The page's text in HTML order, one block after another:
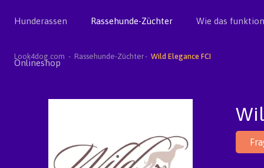
Hunderassen Rassehunde-Züchter Wie das
Onlineshop
Look4dog.com Rassehunde-Züchter Wild Elegance FCI